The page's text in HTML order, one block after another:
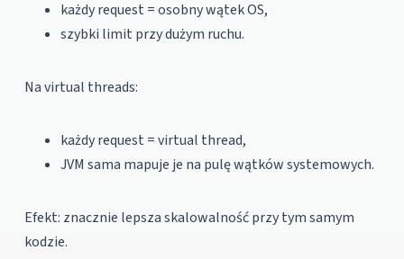
każdy request = osobny wątek OS,
szybki limit przy dużym ruchu.
Na virtual threads:
każdy request = virtual thread,
JVM sama mapuje je na pulę wątków systemowych.
Efekt: znacznie lepsza skalowalność przy tym samym
kodzie.